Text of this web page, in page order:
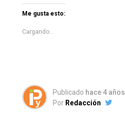
en
Twitter
(Se
en
una
en
Facebook
(Se
Me gusta esto:
Cargando...
Publicado hace 4 años
Por Redacción